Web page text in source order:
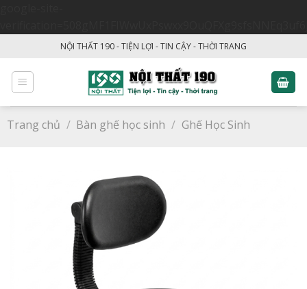
content
NỘI THẤT 190 - TIỆN LỢI - TIN CẬY - THỜI TRANG
Trang chủ / Bàn ghế học sinh / Ghế Học Sinh